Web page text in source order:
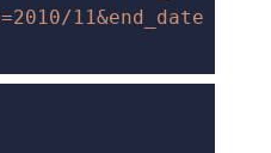
11&end_date